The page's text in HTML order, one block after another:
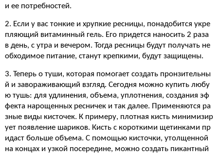
и ее потребностей.
2. Если у вас тонкие и хрупкие ресницы, понадобится укре
пляющий витаминный гель. Его придется наносить 2 раза
в день, с утра и вечером. Тогда ресницы будут получать не
обходимое питание, станут крепкими, будут защищены.
3. Теперь о туши, которая помогает создать пронзительны
й и завораживающий взгляд. Сегодня можно купить любу
ю тушь: для удлинения, объема, уплотнения, создания эф
фекта нарощенных ресничек и так далее. Применяются ра
зные виды кисточек. К примеру, плотная кисть минимизир
ует появление шариков. Кисть с короткими щетинками пр
идаст больше объема. С помощью кисточки, утолщенной
на концах и узкой посередине, можно создать пикантный